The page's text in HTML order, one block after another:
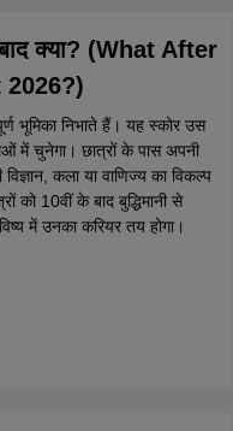
क्या? (What After
भूमिका निभाते हैं। यह स्कोर उस
में चुनेगा। छात्रों के पास अपनी
कला या वाणिज्य का विकल्प
को 10वीं के बाद बुद्धिमानी से
में उनका करियर तय होगा।